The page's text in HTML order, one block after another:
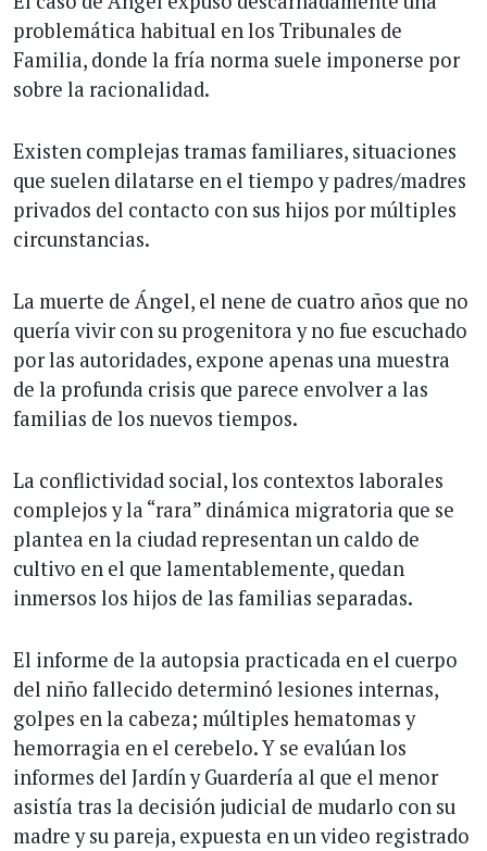
problemática habitual en los Tribunales de
Familia, donde la fría norma suele imponerse por
sobre la racionalidad.
Existen complejas tramas familiares, situaciones
que suelen dilatarse en el tiempo y padres/madres
privados del contacto con sus hijos por múltiples
circunstancias.
La muerte de Ángel, el nene de cuatro años que no
quería vivir con su progenitora y no fue escuchado
por las autoridades, expone apenas una muestra
de la profunda crisis que parece envolver a las
familias de los nuevos tiempos.
La conflictividad social, los contextos laborales
complejos y la “rara” dinámica migratoria que se
plantea en la ciudad representan un caldo de
cultivo en el que lamentablemente, quedan
inmersos los hijos de las familias separadas.
El informe de la autopsia practicada en el cuerpo
del niño fallecido determinó lesiones internas,
golpes en la cabeza; múltiples hematomas y
hemorragia en el cerebelo. Y se evalúan los
informes del Jardín y Guardería al que el menor
asistía tras la decisión judicial de mudarlo con su
madre y su pareja, expuesta en un video registrado